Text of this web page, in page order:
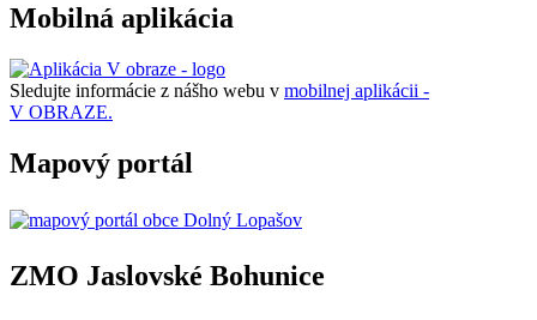
Mobilná aplikácia
Sledujte informácie z nášho webu v mobilnej aplikácii -
V OBRAZE.
Mapový portál
ZMO Jaslovské Bohunice